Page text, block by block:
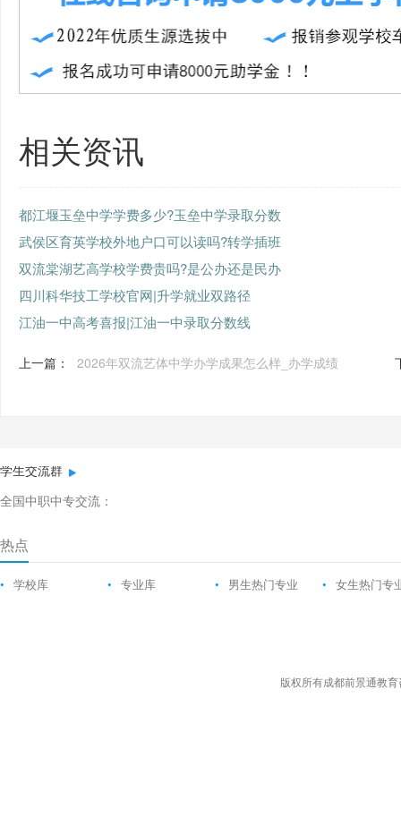
相关资讯
都江堰玉垒中学学费多少?玉垒中学录取分数
武侯区育英学校外地户口可以读吗?转学插班
双流棠湖艺高学校学费贵吗?是公办还是民办
四川科华技工学校官网|升学就业双路径
江油一中高考喜报|江油一中录取分数线
上一篇： 2026年双流艺体中学办学成果怎么样_办学成绩
学生交流群
全国中职中专交流：
热点
• 学校库 • 专业库 • 男生热门专业 • 女生热门专
版权所有成都前景通教